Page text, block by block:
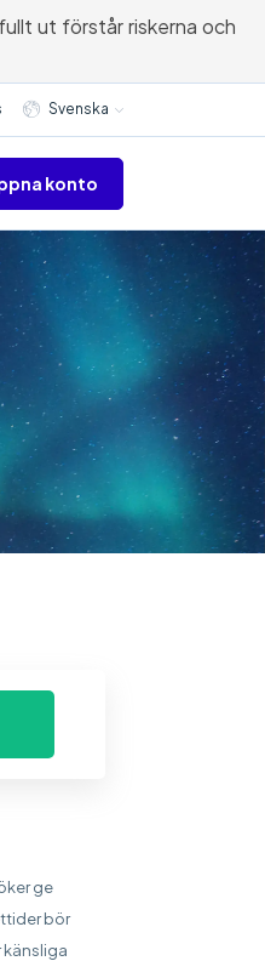
ut förstår riskerna och
Svenska
konto
ge
bör
känsliga